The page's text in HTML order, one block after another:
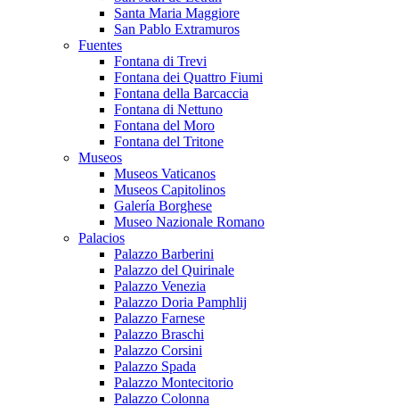
Santa Maria Maggiore
San Pablo Extramuros
Fuentes
Fontana di Trevi
Fontana dei Quattro Fiumi
Fontana della Barcaccia
Fontana di Nettuno
Fontana del Moro
Fontana del Tritone
Museos
Museos Vaticanos
Museos Capitolinos
Galería Borghese
Museo Nazionale Romano
Palacios
Palazzo Barberini
Palazzo del Quirinale
Palazzo Venezia
Palazzo Doria Pamphlij
Palazzo Farnese
Palazzo Braschi
Palazzo Corsini
Palazzo Spada
Palazzo Montecitorio
Palazzo Colonna